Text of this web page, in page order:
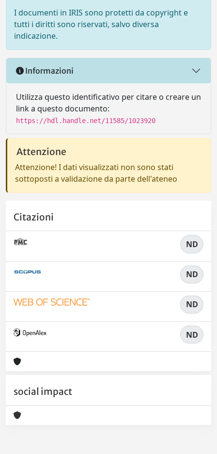
I documenti in IRIS sono protetti da copyright e
tutti i diritti sono riservati, salvo diversa
indicazione.
Informazioni
Utilizza questo identificativo per citare o creare un
link a questo documento:
https://hdl.handle.net/11585/1023920
Attenzione
Attenzione! I dati visualizzati non sono stati
sottoposti a validazione da parte dell'ateneo
Citazioni
ND
ND
ND
ND
social impact